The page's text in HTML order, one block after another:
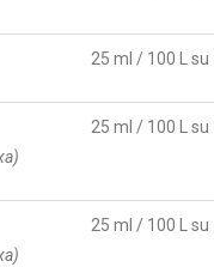
25 ml / 100 L su
25 ml / 100 L su
25 ml / 100 L su